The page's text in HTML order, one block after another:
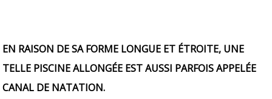
EN RAISON DE SA FORME LONGUE ET ÉTROITE, UNE
TELLE PISCINE ALLONGÉE EST AUSSI PARFOIS APPELÉE
CANAL DE NATATION.